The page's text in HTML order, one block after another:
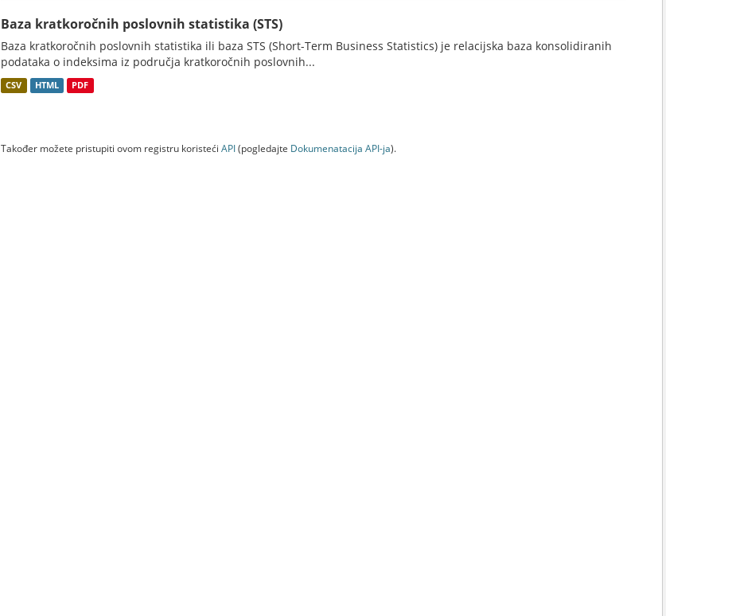
Baza kratkoročnih poslovnih statistika (STS)
Baza kratkoročnih poslovnih statistika ili baza STS (Short-Term Business Statistics) je relacijska baza konsolidiranih
podataka o indeksima iz područja kratkoročnih poslovnih...
CSV HTML PDF
Također možete pristupiti ovom registru koristeći API(pogledajte Dokumenаtаcijа API-jа).